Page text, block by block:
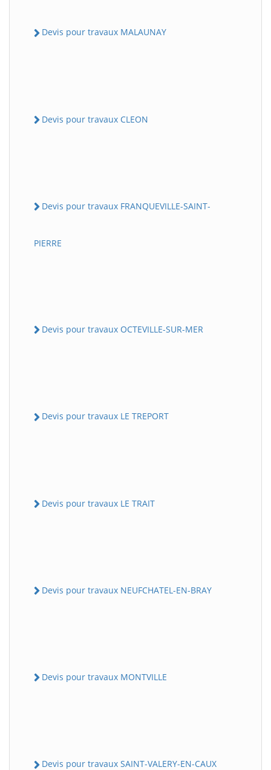
Devis pour travaux MALAUNAY
Devis pour travaux CLEON
Devis pour travaux FRANQUEVILLE-SAINT-
PIERRE
Devis pour travaux OCTEVILLE-SUR-MER
Devis pour travaux LE TREPORT
Devis pour travaux LE TRAIT
Devis pour travaux NEUFCHATEL-EN-BRAY
Devis pour travaux MONTVILLE
Devis pour travaux SAINT-VALERY-EN-CAUX